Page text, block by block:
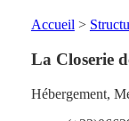
Accueil>
La Closerie
Hébergement,